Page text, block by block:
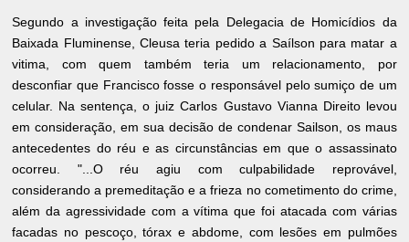
Segundo a investigação feita pela Delegacia de Homicídios da
Baixada Fluminense, Cleusa teria pedido a Saílson para matar a
vitima, com quem também teria um relacionamento, por
desconfiar que Francisco fosse o responsável pelo sumiço de um
celular. Na sentença, o juiz Carlos Gustavo Vianna Direito levou
em consideração, em sua decisão de condenar Sailson, os maus
antecedentes do réu e as circunstâncias em que o assassinato
ocorreu. "...O réu agiu com culpabilidade reprovável,
considerando a premeditação e a frieza no cometimento do crime,
além da agressividade com a vítima que foi atacada com várias
facadas no pescoço, tórax e abdome, com lesões em pulmões